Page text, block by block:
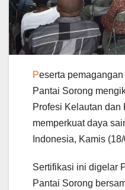
Peserta
Pantai Sorong
Profesi Kelautan dan
memperkuat daya
Indonesia, Kamis
Sertifikasi ini digelar
Pantai Sorong